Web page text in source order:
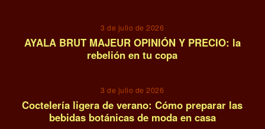
3 de julio de 2026
AYALA BRUT MAJEUR OPINIÓN Y PRECIO: la
rebelión en tu copa
3 de julio de 2026
Coctelería ligera de verano: Cómo preparar las
bebidas botánicas de moda en casa